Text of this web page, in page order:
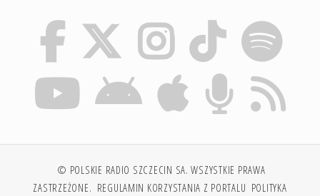
© POLSKIE RADIO SZCZECIN SA. WSZYSTKIE PRAWA
ZASTRZEŻONE. REGULAMIN KORZYSTANIA Z PORTALU POLITYKA